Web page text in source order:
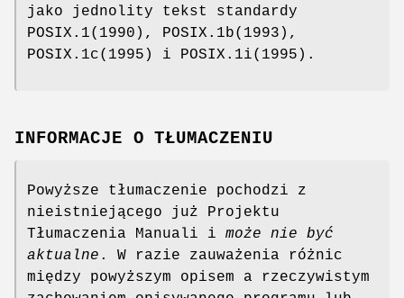
jako jednolity tekst standardy
POSIX.1(1990), POSIX.1b(1993),
POSIX.1c(1995) i POSIX.1i(1995).
INFORMACJE O TŁUMACZENIU
Powyższe tłumaczenie pochodzi z
nieistniejącego już Projektu
Tłumaczenia Manuali i może nie być
aktualne . W razie zauważenia różnic
między powyższym opisem a rzeczywistym